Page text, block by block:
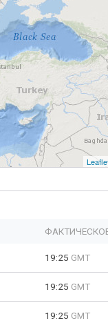
19:25 GMT
19:25 GMT
19:25 GMT